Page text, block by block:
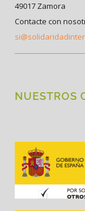
49017 Zamora
Contacte con
NUESTROS